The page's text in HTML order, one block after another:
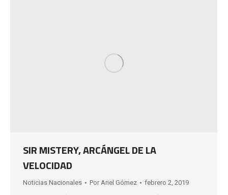
SIR MISTERY, ARCÁNGEL DE LA
VELOCIDAD
Noticias Nacionales Por Ariel Gómez febrero 2, 2019